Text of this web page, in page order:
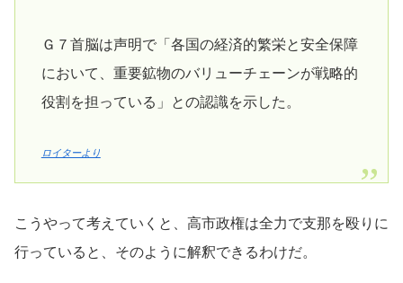
Ｇ７首脳は声明で「各国の経済的繁栄と安全保障
において、重要鉱物のバリューチェーンが戦略的
役割を担っている」との認識を示した。
ロイターより
こうやって考えていくと、高市政権は全力で支那を殴りに
行っていると、そのように解釈できるわけだ。